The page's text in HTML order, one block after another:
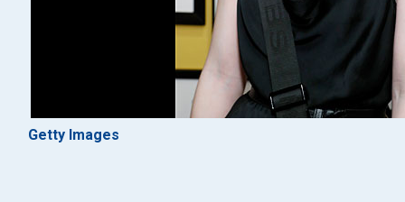
Getty Images